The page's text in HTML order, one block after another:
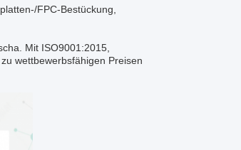
FPC-Bestückung,
Mit ISO9001:2015,
wettbewerbsfähigen Preisen